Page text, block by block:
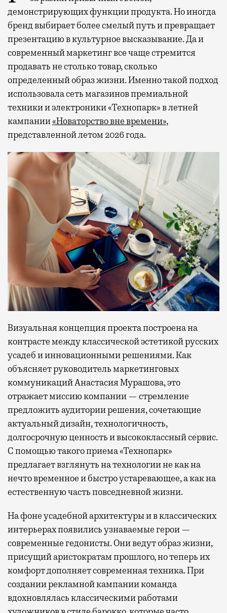
демонстрирующих функции продукта. Но иногда
бренд выбирает более смелый путь и превращает
презентацию в культурное высказывание. Да и
современный маркетинг все чаще стремится
продавать не столько товар, сколько
определенный образ жизни. Именно такой подход
использовала сеть магазинов премиальной
техники и электроники «Технопарк» в летней
кампании«Новаторство вне времени»,
представленной летом 2026 года.
Визуальная концепция проекта построена на
контрасте между классической эстетикой русских
усадеб и инновационными решениями. Как
объясняет руководитель маркетинговых
коммуникаций Анастасия Мурашова, это
отражает миссию компании — стремление
предложить аудитории решения, сочетающие
актуальный дизайн, технологичность,
долгосрочную ценность и высококлассный сервис.
С помощью такого приема «Технопарк»
предлагает взглянуть на технологии не как на
нечто временное и быстро устаревающее, а как на
естественную часть повседневной жизни.
На фоне усадебной архитектуры и в классических
интерьерах появились узнаваемые герои —
современные гедонисты. Они ведут образ жизни,
присущий аристократам прошлого, но теперь их
комфорт дополняет современная техника. При
создании рекламной кампании команда
вдохновлялась классическими работами